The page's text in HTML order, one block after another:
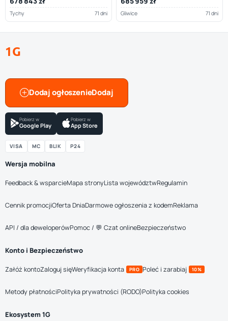
Tychy 71 dni Gliwice 71 dni
1G
Dodaj ogłoszenie
Pobierz w
Google Play
Pobierz w
App Store
VISA MC BLIK P24
Wersja mobilna
Feedback & wsparcieMapa stronyLista województwRegulamin
Cennik promocjiOferta DniaDarmowe ogłoszenia z kodemReklama
API / dla deweloperówPomoc / 💬 Czat onlineBezpieczeństwo
Konto i Bezpieczeństwo
Załóż kontoZaloguj sięWeryfikacja konta PRO Poleć i zarabiaj 10%
Metody płatnościPolityka prywatności (RODO)Polityka cookies
Ekosystem 1G